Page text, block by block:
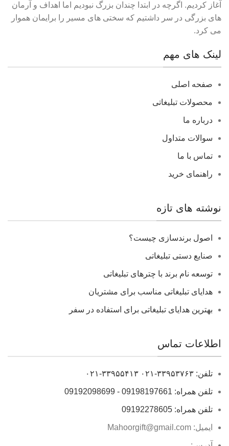
آغاز کردیم. اگرچه در ابتدا چندان بزرگ نبودیم اما اهداف و آرمان
های بزرگی در سر داشتیم که سختی های مسیر را برایمان هموار
می کرد.
لینک های مهم
صفحه اصلی
محصولات تبلیغاتی
درباره ما
سوالات متداول
تماس با ما
راهنمای خرید
نوشته های تازه
اصول برندسازی چیست؟
صنایع دستی تبلیغاتی
توسعه نام برند با چترهای تبلیغاتی
هدایای تبلیغاتی مناسب برای مشتریان
بهترین هدایای تبلیغاتی برای استفاده در سفر
اطلاعات تماس
تلفن: ۳۳۹۵۳۷۶۳-۰۲۱ ۳۳۹۵۵۴۱۳-۰۲۱
تلفن همراه: 09198197661 - 09192098699
تلفن همراه: 09192278605
ایمیل: Mahoorgift@gmail.com